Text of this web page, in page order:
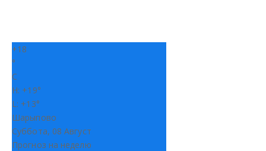
+18
°
C
H: +19°
L: +13°
Шарыпово
Суббота, 08 Август
Прогноз на неделю